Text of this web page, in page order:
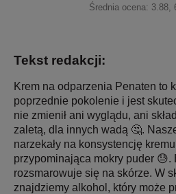
Średnia ocena: 3.88,
Tekst redakcji:
Krem na odparzenia Penaten to
poprzednie pokolenie i jest
nie zmienił ani wyglądu, ani
zaletą, dla innych wadą 🤔.
narzekały na konsystencję
przypominająca mokry puder 😓.
rozsmarowuje się na skórze. W
znajdziemy alkohol, który może